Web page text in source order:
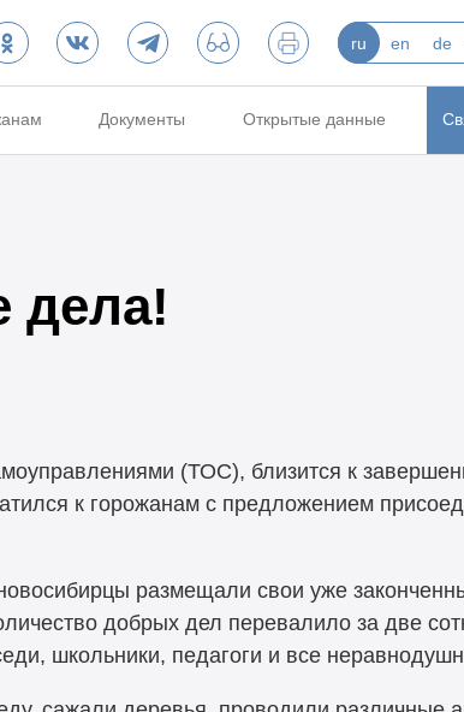
ru en de
Документы Открытые данные
дела!
(ТОС), близится к
к горожанам с предложением
размещали свои уже
добрых дел перевалило за две
школьники, педагоги и все